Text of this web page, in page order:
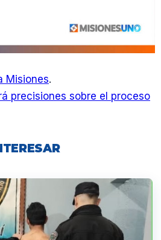
Misiones.
precisiones sobre el proceso